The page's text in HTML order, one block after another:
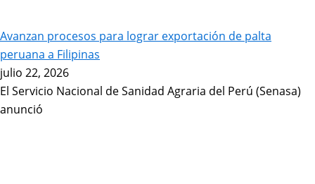
Avanzan procesos para lograr exportación de palta
peruana a Filipinas
julio 22, 2026
El Servicio Nacional de Sanidad Agraria del Perú (Senasa)
anunció